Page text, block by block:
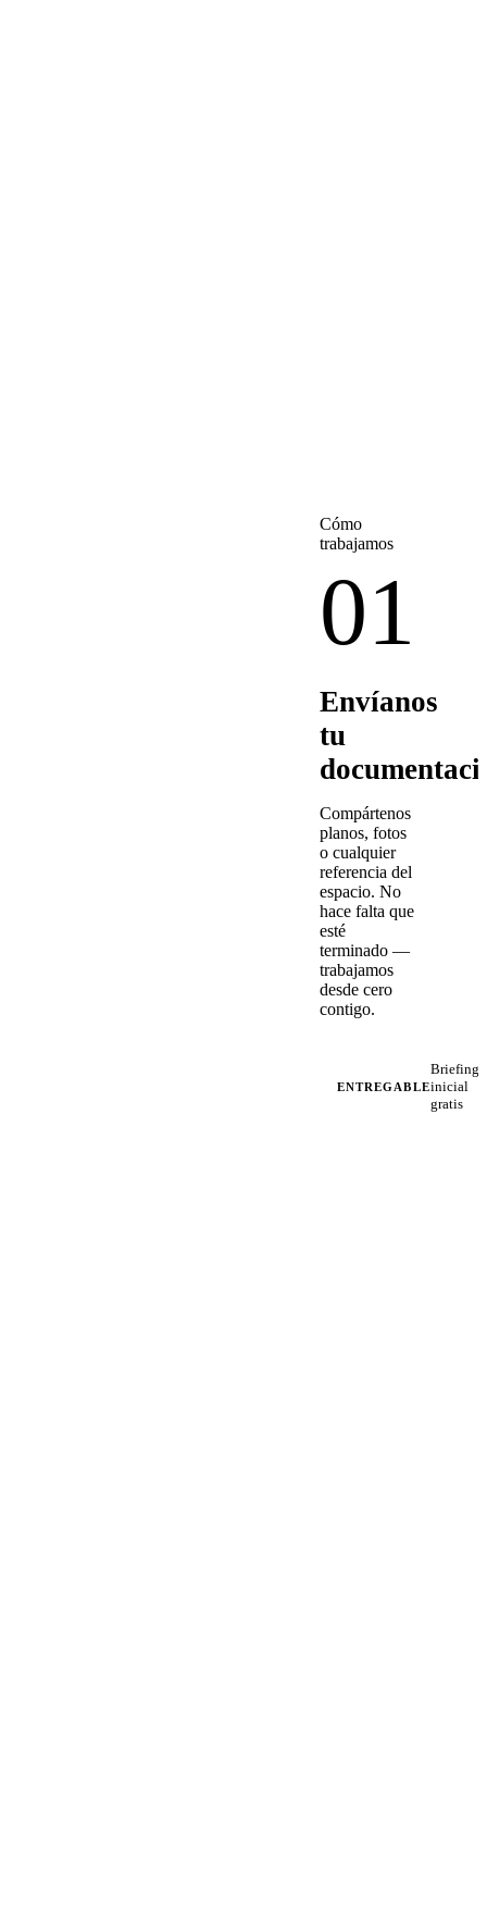
Cómo
trabajamos
01
Envíanos
tu
Compártenos
planos, fotos
o cualquier
referencia del
espacio. No
hace falta que
esté
terminado —
trabajamos
desde cero
contigo.
ENTREGABLE
Briefing
inicial
gratis